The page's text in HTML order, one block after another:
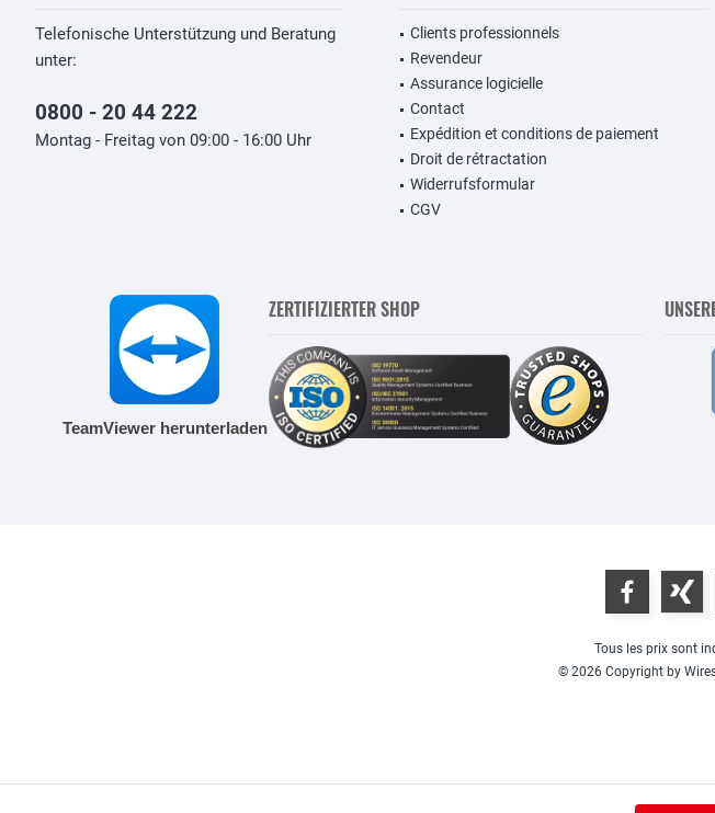
Telefonische Unterstützung und Beratung
unter:
0800 - 20 44 222
Montag - Freitag von 09:00 - 16:00 Uhr
Clients professionnels
Revendeur
Assurance logicielle
Contact
Expédition et conditions de paiement
Droit de rétractation
Widerrufsformular
CGV
TeamViewer herunterladen
ZERTIFIZIERTER SHOP
Tous les prix sont
© 2026 Copyright by